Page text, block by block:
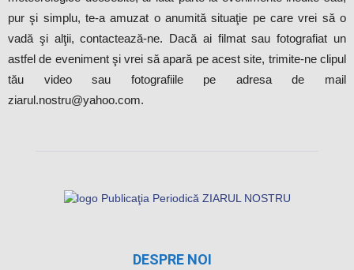
pur şi simplu, te-a amuzat o anumită situaţie pe care vrei să o
vadă şi alţii, contactează-ne. Dacă ai filmat sau fotografiat un
astfel de eveniment şi vrei să apară pe acest site, trimite-ne clipul
tău video sau fotografiile pe adresa de mail
ziarul.nostru@yahoo.com.
DESPRE NOI